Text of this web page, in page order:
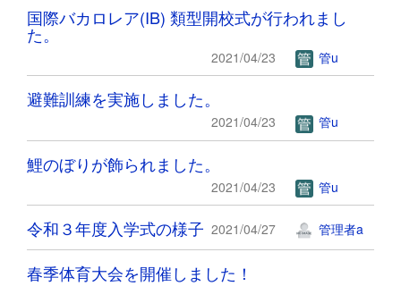
国際バカロレア(IB) 類型開校式が行われまし
た。
2021/04/23 管u
避難訓練を実施しました。
2021/04/23 管u
鯉のぼりが飾られました。
2021/04/23 管u
令和３年度入学式の様子 2021/04/27 管理者a
春季体育大会を開催しました！